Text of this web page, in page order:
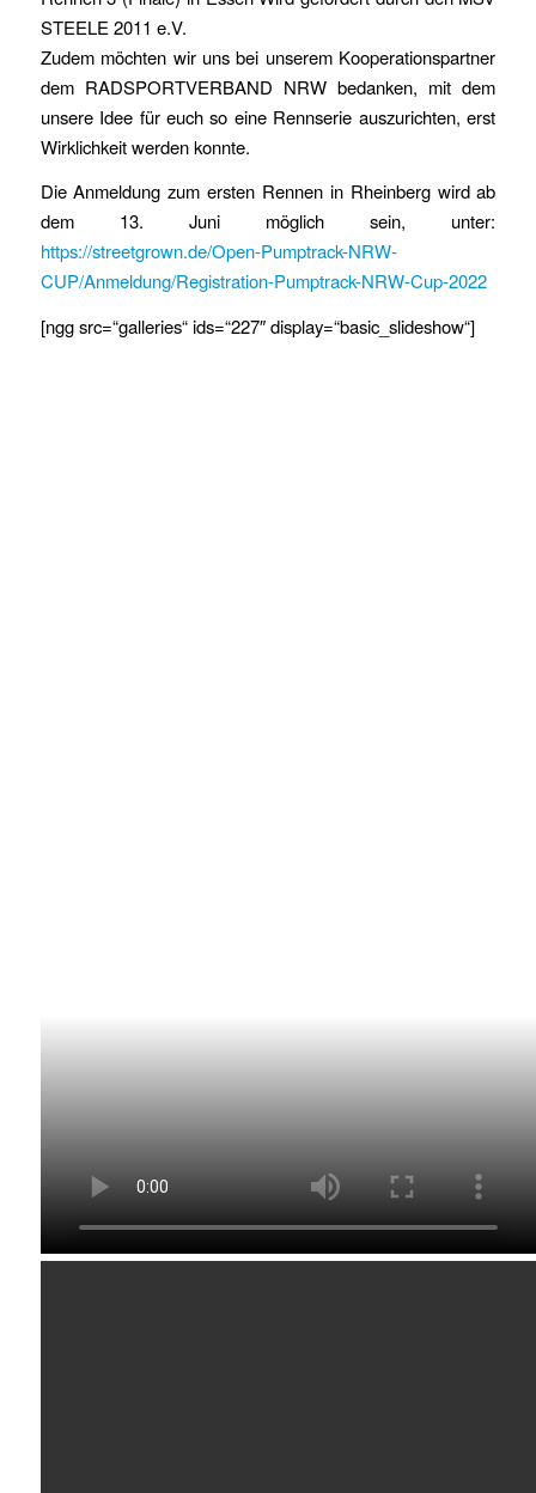
STEELE 2011 e.V.
Zudem möchten wir uns bei unserem Kooperationspartner
dem RADSPORTVERBAND NRW bedanken, mit dem
unsere Idee für euch so eine Rennserie auszurichten, erst
Wirklichkeit werden konnte.
Die Anmeldung zum ersten Rennen in Rheinberg wird ab
dem 13. Juni möglich sein, unter:
https://streetgrown.de/Open-Pumptrack-NRW-
CUP/Anmeldung/Registration-Pumptrack-NRW-Cup-2022
[ngg src=“galleries“ ids=“227″ display=“basic_slideshow“]